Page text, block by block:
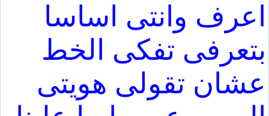
اعرف وانتى اساسا
بتعرفى تفكى الخط
عشان تقولى هويتى